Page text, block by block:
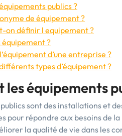
publics ?
de équipement ?
on définir l equipement ?
équipement ?
d’une entreprise ?
types d’équipement ?
les équipements
sont des installations et
pour répondre aux besoins de
la qualité de vie dans les